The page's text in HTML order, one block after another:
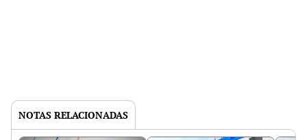
NOTAS RELACIONADAS